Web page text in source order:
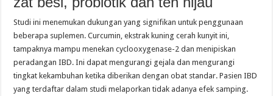
Studi ini menemukan dukungan yang signifikan untuk penggunaan
beberapa suplemen. Curcumin, ekstrak kuning cerah kunyit ini,
tampaknya mampu menekan cyclooxygenase-2 dan menipiskan
peradangan IBD. Ini dapat mengurangi gejala dan mengurangi
tingkat kekambuhan ketika diberikan dengan obat standar. Pasien IBD
yang terdaftar dalam studi melaporkan tidak adanya efek samping.